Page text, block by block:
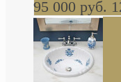
95 000 руб.